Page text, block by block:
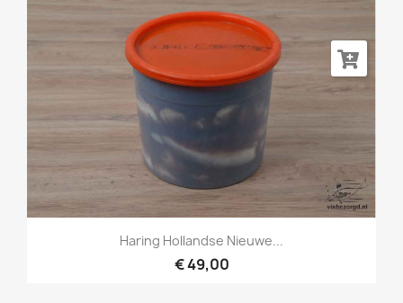
Haring Hollandse Nieuwe...
€ 49,00